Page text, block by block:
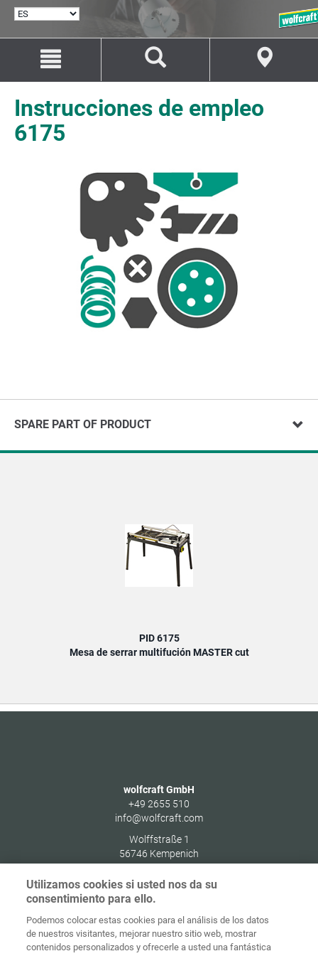
SELECCIONAR
contenido
la
navegación
Instrucciones de empleo
6175
SPARE PART OF PRODUCT
PID 6175
Mesa de serrar multifución MASTER cut
wolfcraft GmbH
+49 2655 510
info@wolfcraft.com
Wolffstraße 1
56746 Kempenich
Inicio Contacto Aviso legal
Protección de
datos
Utilizamos cookies si usted nos da su
consentimiento para ello.
Podemos colocar estas cookies para el análisis de los datos
de nuestros visitantes, mejorar nuestro sitio web, mostrar
contenidos personalizados y ofrecerle a usted una fantástica